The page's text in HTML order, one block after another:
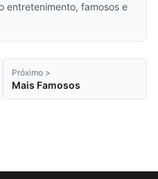
entretenimento, famosos e
Próximo >
Mais Famosos